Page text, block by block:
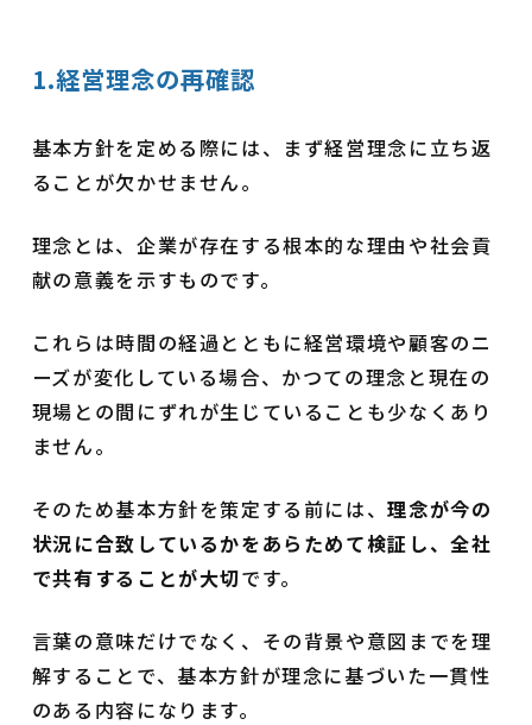
1.経営理念の再確認
基本方針を定める際には、まず経営理念に立ち返
ることが欠かせません。
理念とは、企業が存在する根本的な理由や社会貢
献の意義を示すものです。
これらは時間の経過とともに経営環境や顧客のニ
ーズが変化している場合、かつての理念と現在の
現場との間にずれが生じていることも少なくあり
ません。
そのため基本方針を策定する前には、理念が今の
状況に合致しているかをあらためて検証し、全社
で共有することが大切です。
言葉の意味だけでなく、その背景や意図までを理
解することで、基本方針が理念に基づいた一貫性
のある内容になります。